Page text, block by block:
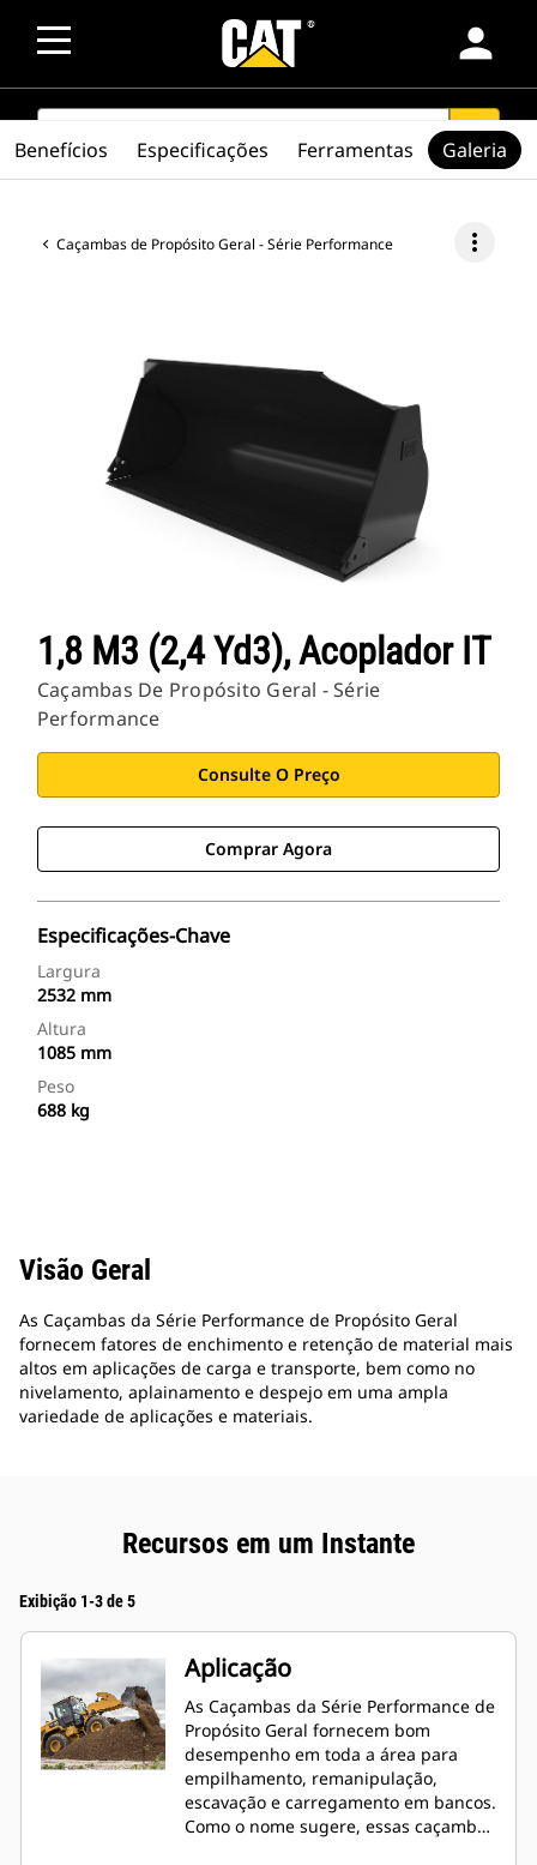
person
SEARCH search
Caçambas de Propósito Geral - Série Performance more_vert
1,8 M3 (2,4 Yd3), Acoplador IT
Caçambas De Propósito Geral - Série
Performance
Consulte O Preço
Comprar Agora
Especificações-Chave
Largura
2532 mm
Altura
1085 mm
Peso
688 kg
Benefícios Especificações Ferramentas Galeria
Visão Geral
As Caçambas da Série Performance de Propósito Geral
fornecem fatores de enchimento e retenção de material mais
altos em aplicações de carga e transporte, bem como no
nivelamento, aplainamento e despejo em uma ampla
variedade de aplicações e materiais.
Recursos em um Instante
Exibição 1-3 de 5
Aplicação
As Caçambas da Série Performance de
Propósito Geral fornecem bom
desempenho em toda a área para
empilhamento, remanipulação,
escavação e carregamento em bancos.
Como o nome sugere, essas caçambas